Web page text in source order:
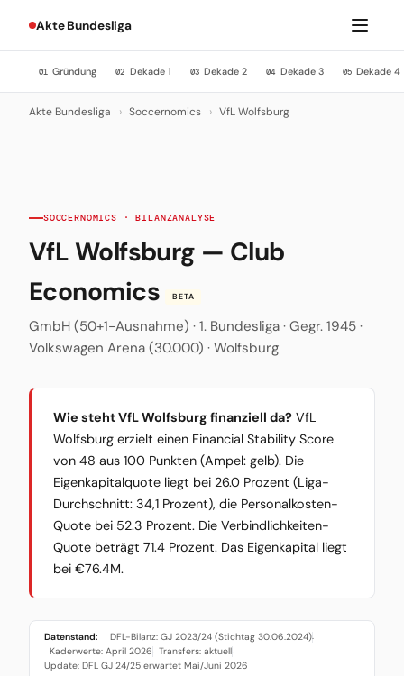
Akte Bundesliga
01 Gründung 02 Dekade 1 03 Dekade 2 04 Dekade 3 05 Dekade 4
Akte Bundesliga › Soccernomics › VfL Wolfsburg
SOCCERNOMICS · BILANZANALYSE
VfL Wolfsburg — Club
Economics
BETA
GmbH (50+1-Ausnahme) · 1. Bundesliga · Gegr. 1945 ·
Volkswagen Arena (30.000) · Wolfsburg
Wie steht VfL Wolfsburg finanziell da? VfL
Wolfsburg erzielt einen Financial Stability Score
von 48 aus 100 Punkten (Ampel: gelb). Die
Eigenkapitalquote liegt bei 26.0 Prozent (Liga-
Durchschnitt: 34,1 Prozent), die Personalkosten-
Quote bei 52.3 Prozent. Die Verbindlichkeiten-
Quote beträgt 71.4 Prozent. Das Eigenkapital liegt
bei €76.4M.
Datenstand: DFL-Bilanz: GJ 2023/24 (Stichtag 30.06.2024)·
Kaderwerte: April 2026· Transfers: aktuell·
Update: DFL GJ 24/25 erwartet Mai/Juni 2026